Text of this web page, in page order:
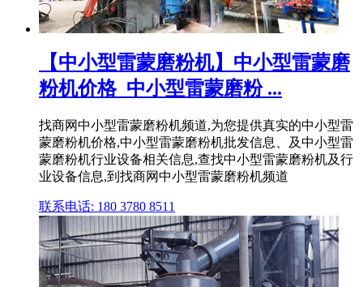
【中小型雷蒙磨粉机】中小型雷蒙磨
粉机价格_中小型雷蒙磨粉 ...
找商网中小型雷蒙磨粉机频道,为您提供真实的中小型雷
蒙磨粉机价格,中小型雷蒙磨粉机批发信息、及中小型雷
蒙磨粉机行业设备相关信息,查找中小型雷蒙磨粉机及行
业设备信息,到找商网中小型雷蒙磨粉机频道
联系电话: 180 3780 8511